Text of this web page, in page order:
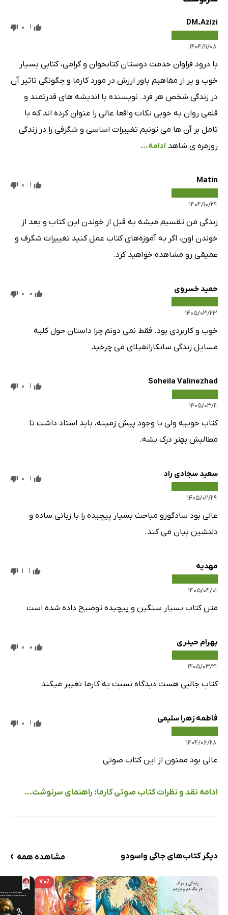
DM.Azizi
۱۴۰۴/۱۱/۰۸
1
0
با درود فراوان خدمت دوستان کتابخوان و گرامی، کتابی بسیار
خوب و پر از مفاهیم باور ارزش در مورد کارما و چگونگی تاثیر آن
در زندگی شخص هر فرد. نویسنده با اندیشه های قدرتمند و
قلمی روان به خوبی نکات واقعا عالی را عنوان کرده اند که با
تامل بر آن ها می تونیم تغییرات اساسی و شگرفی را در زندگی
روزمره ی شاهد ادامه...
Matin
۱۴۰۴/۱۰/۲۹
1
0
زندگی من تقسیم میشه به قبل از خوندن این کتاب و بعد از
خوندن اون، اگر به آموزه‌های کتاب عمل کنید تغییرات شگرف و
عمیقی رو مشاهده خواهید کرد.
حمید خسروی
۱۴۰۵/۰۳/۲۳
0
0
خوب و کاربردی بود. فقط نمی دونم چرا داستان حول کلیه
مسایل زندگی سانکارانفیلای می چرخید
Soheila Valinezhad
۱۴۰۵/۰۳/۱۱
1
0
کتاب خوبیه ولی با وجود پیش زمینه، باید استاد داشت تا
مطالبش بهتر درک بشه.
سعید سجادی راد
۱۴۰۵/۰۲/۲۹
1
0
عالی بود سادگورو مباحث بسیار پیچیده را با زبانی ساده و
دلنشین بیان می کند.
مهدیه
۱۴۰۵/۰۴/۰۱
1
1
متن کتاب بسیار سنگین و پیچیده توضیح داده شده است
بهرام حیدری
۱۴۰۵/۰۳/۲۱
0
0
کتاب جالبی هست دیدگاه نسبت به کارما تغییر میکند
فاطمه زهرا سلیمی
۱۴۰۴/۰۶/۲۸
1
0
عالی بود ممنون از این کتاب صوتی
ادامه نقد و نظرات کتاب صوتی کارما: راهنمای سرنوشت...
دیگر کتاب‌های جاگی واسودو مشاهده همه ›
۷۰٪